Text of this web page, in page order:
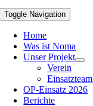
Toggle Navigation
Home
Was ist Noma
Unser Projekt
Verein
Einsatzteam
OP-Einsatz 2026
Berichte